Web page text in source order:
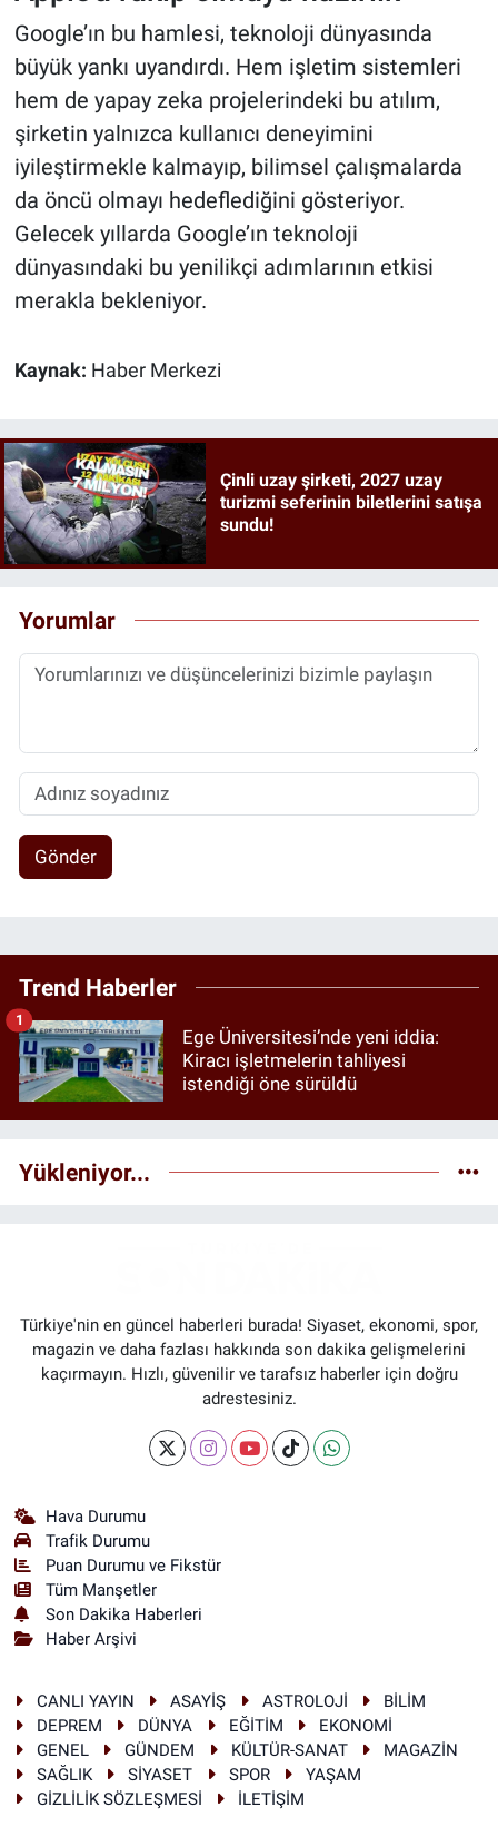
Google’ın bu hamlesi, teknoloji dünyasında
büyük yankı uyandırdı. Hem işletim sistemleri
hem de yapay zeka projelerindeki bu atılım,
şirketin yalnızca kullanıcı deneyimini
iyileştirmekle kalmayıp, bilimsel çalışmalarda
da öncü olmayı hedeflediğini gösteriyor.
Gelecek yıllarda Google’ın teknoloji
dünyasındaki bu yenilikçi adımlarının etkisi
merakla bekleniyor.
Kaynak: Haber Merkezi
Çinli uzay şirketi, 2027 uzay
turizmi seferinin biletlerini satışa
sundu!
Yorumlar
Gönder
Trend Haberler
Ege Üniversitesi’nde yeni iddia:
Kiracı işletmelerin tahliyesi
istendiği öne sürüldü
1
Yükleniyor...
Türkiye'nin en güncel haberleri burada! Siyaset, ekonomi, spor,
magazin ve daha fazlası hakkında son dakika gelişmelerini
kaçırmayın. Hızlı, güvenilir ve tarafsız haberler için doğru
adrestesiniz.
Hava Durumu
Trafik Durumu
Puan Durumu ve Fikstür
Tüm Manşetler
Son Dakika Haberleri
Haber Arşivi
CANLI YAYIN ASAYİŞ ASTROLOJİ
BİLİM
DEPREM
DÜNYA EĞİTİM
EKONOMİ
GENEL
GÜNDEM KÜLTÜR-SANAT
MAGAZİN
SAĞLIK
SİYASET SPOR
YAŞAM
GİZLİLİK SÖZLEŞMESİ
İLETİŞİM